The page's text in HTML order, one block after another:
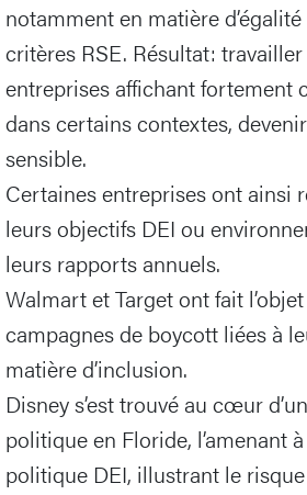
notamment en matière
critères RSE. Résultat:
entreprises affichant fortement
dans certains contextes,
sensible.
Certaines entreprises ont ainsi
leurs objectifs DEI ou
leurs rapports annuels.
Walmart et Target ont fait
campagnes de boycott liées à
matière d’inclusion.
Disney s’est trouvé au cœur
politique en Floride, l’amenant
politique DEI, illustrant le risque